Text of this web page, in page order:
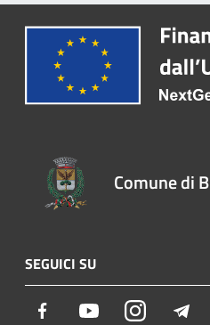
Comune di
SEGUICI SU
Facebook YoutubeInstagram